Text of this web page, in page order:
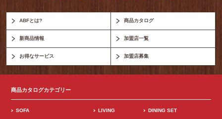
ABFとは? 商品カタログ
新商品情報 加盟店一覧
お得なサービス 加盟店募集
商品カタログカテゴリー
SOFA LIVING DINING SET